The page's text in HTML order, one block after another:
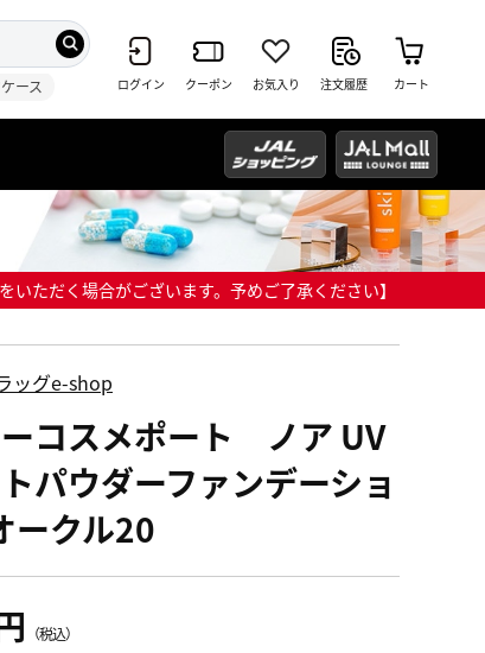
ース ログイン クーポン お気入り 注文履歴 カート
ただく場合がございます。予めご了承ください】
ッグe-shop
コスメポート ノア UV
パウダーファンデーショ
ークル20
（税込）